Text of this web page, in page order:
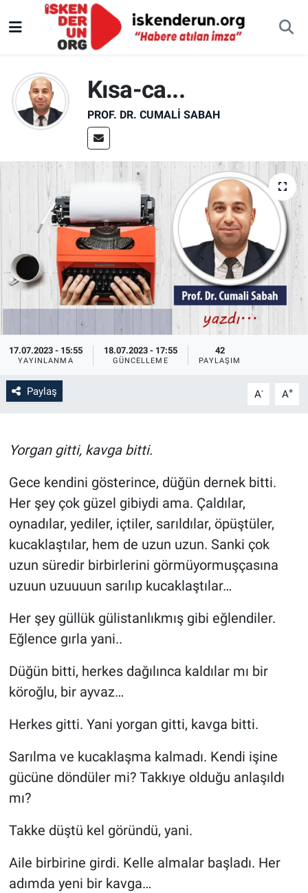
Kısa-ca...
PROF. DR. CUMALI SABAH
17.07.2023 - 15:55
YAYINLANMA
18.07.2023 - 17:55
GÜNCELLEME
42
PAYLAŞIM
Paylaş A- A+
Yorgan gitti, kavga bitti.
Gece kendini gösterince, düğün dernek bitti.
Her şey çok güzel gibiydi ama. Çaldılar,
oynadılar, yediler, içtiler, sarıldılar, öpüştüler,
kucaklaştılar, hem de uzun uzun. Sanki çok
uzun süredir birbirlerini görmüyormuşçasına
uzuun uzuuuun sarılıp kucaklaştılar…
Her şey güllük gülistanlıkmış gibi eğlendiler.
Eğlence gırla yani..
Düğün bitti, herkes dağılınca kaldılar mı bir
köroğlu, bir ayvaz…
Herkes gitti. Yani yorgan gitti, kavga bitti.
Sarılma ve kucaklaşma kalmadı. Kendi işine
gücüne döndüler mi? Takkıye olduğu anlaşıldı
mı?
Takke düştü kel göründü, yani.
Aile birbirine girdi. Kelle almalar başladı. Her
adımda yeni bir kavga…